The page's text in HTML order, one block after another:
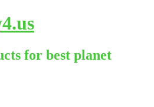
for best planet